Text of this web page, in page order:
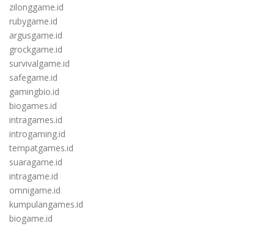
zilonggame.id
rubygame.id
argusgame.id
grockgame.id
survivalgame.id
safegame.id
gamingbio.id
biogames.id
intragames.id
introgaming.id
tempatgames.id
suaragame.id
intragame.id
omnigame.id
kumpulangames.id
biogame.id